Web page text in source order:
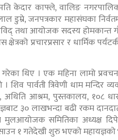
केदार काफ्ले, वालिङ
जनपत्रकार महासंघका निर्वतमान
तथा आयोजक सदस्य
प्रचारप्रसार र धार्मिक
गरेका थिए । एक महिना लामो
शिव पार्वती त्रिवेणी धाम
आश्रम, पुस्तकालय, १०८
३० लाखभन्दा बढी रकम
समितिका अध्यक्ष
१ गतेदेखी शुरु भएको महायज्ञको